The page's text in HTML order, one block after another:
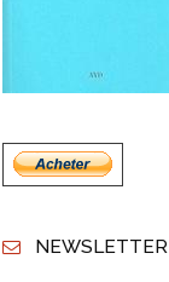
NEWSLETTER